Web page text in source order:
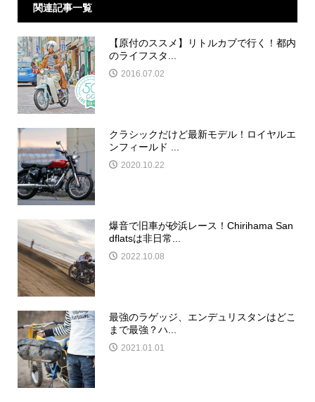
関連記事一覧
【原付のススメ】リトルカブで行く！都内
のライフスタ...
2016.07.02
クラシックだけど最新モデル！ロイヤルエ
ンフィールド ...
2020.10.22
爆音で旧車が砂浜レース！Chirihama San
dflatsは非日常...
2022.10.08
最強のラゲッジ、エンデュリスタンはどこ
まで最強？ハ...
2021.01.01